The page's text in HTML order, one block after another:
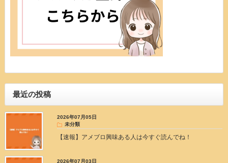
最近の投稿
2026年07月05日
未分類
【速報】アメブロ興味ある人は今すぐ読んでね！
2026年07月03日